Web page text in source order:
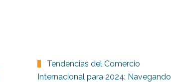
Tendencias del Comercio
Internacional para 2024: Navegando